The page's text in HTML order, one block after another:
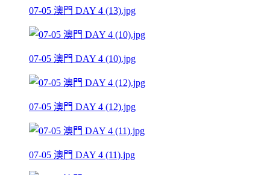
07-05 澳門 DAY 4 (13).jpg
07-05 澳門 DAY 4 (10).jpg
07-05 澳門 DAY 4 (12).jpg
07-05 澳門 DAY 4 (11).jpg